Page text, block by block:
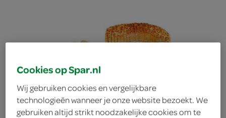
Cookies op Spar.nl
Wij gebruiken cookies en vergelijkbare
technologieën wanneer je onze website bezoekt. We
gebruiken altijd strikt noodzakelijke cookies om te